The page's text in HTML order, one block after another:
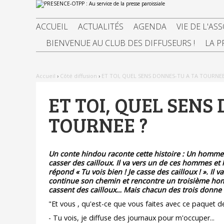
Aller
au
contenu.
|
Aller
navigation
Outils
personnels
ACCUEIL ACTUALITÉS AGENDA
VIE DE
BIENVENUE AU CLUB DES DIFFUSEURS !
LA
Accueil › Côté diffusion › ET TOI, QUEL SENS DONNES-TU A TA
ET TOI, QUEL
TOURNEE ?
Un conte hindou raconte cette histoire : Un
casser des cailloux. Il va vers un de ces hommes et
répond « Tu vois bien ! Je casse des cailloux ! ». Il
continue son chemin et rencontre un troisième
cassent des cailloux… Mais chacun des trois
"Et vous , qu'est-ce que vous faites avec ce paquet
- Tu vois, je diffuse des journaux pour m'occuper...